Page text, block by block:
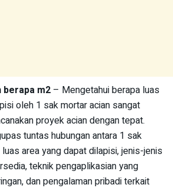
m2 – Mengetahui berapa luas
oleh 1 sak mortar acian sangat
proyek acian dengan tepat.
tuntas hubungan antara 1 sak
area yang dapat dilapisi, jenis-jenis
teknik pengaplikasian yang
dan pengalaman pribadi terkait